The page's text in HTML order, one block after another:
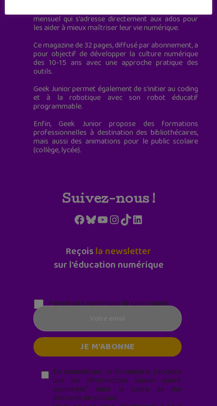
mensuel qui s’adresse directement aux ados pour
les aider à mieux maîtriser leur vie numérique.
Ce magazine de 32 pages, diffusé par abonnement, a
pour objectif de développer la culture numérique
des 10-15 ans avec une approche pratique des
outils.
Geek Junior permet également de s'initier au coding
et à la robotique avec son robot éducatif
programmable.
Enfin, Geek Junior propose des formations
professionnelles à destination des bibliothécaires,
mais aussi des animations pour le public scolaire
(collège, lycée).
Suivez-nous !
Facebook
Bluesky
YouTube
Instagram
TikTokLinkedIn
Reçoisla newsletter
sur l'éducation numérique
Parentalité numérique (le lundi matin)
En soumettant ce formulaire, j’accepte
que les informations saisies soient
exploitées* dans le cadre de ma
demande de contact.